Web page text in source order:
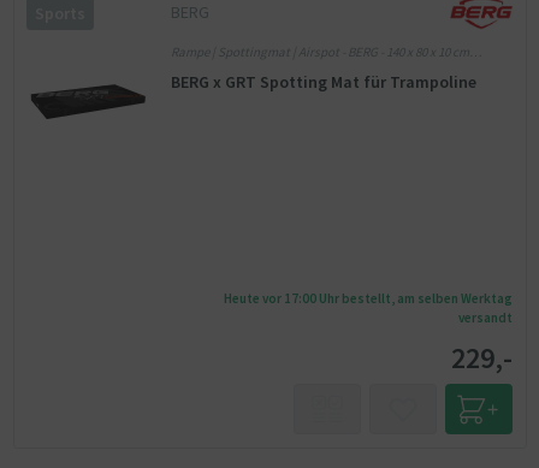
BERG
Rampe | Spottingmat | Airspot - BERG - 140 x 80 x 10 cm
BERG x GRT Spotting Mat für Trampoline
Heute vor 17:00 Uhr bestellt, am selben Werktag
versandt
229,-